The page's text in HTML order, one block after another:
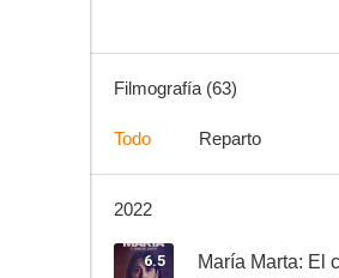
6.5
Filmografía (63)
Todo Reparto
2022
6.5 María Marta: El